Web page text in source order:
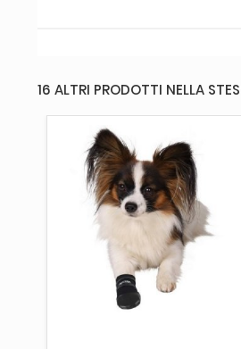
16 ALTRI PRODOTTI NELLA
AGGIUNGI AL CARRELLO